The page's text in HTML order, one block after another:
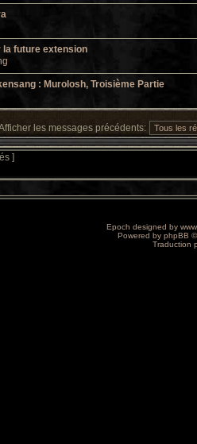
la future extension
: Murolosh, Troisième Partie
les messages précédents:
]
Epoch designed by
Powered by phpBB
Traduction